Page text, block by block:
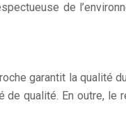
de
garantit la qualité
qualité. En outre, le